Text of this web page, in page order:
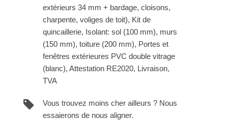
extérieurs 34 mm + bardage, cloisons,
charpente, voliges de toit), Kit de
quincaillerie, Isolant: sol (100 mm), murs
(150 mm), toiture (200 mm), Portes et
fenêtres extérieures PVC double vitrage
(blanc), Attestation RE2020, Livraison,
TVA
Vous trouvez moins cher ailleurs ? Nous
essaierons de nous aligner.